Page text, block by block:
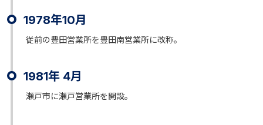
1978年10月
従前の豊田営業所を豊田南営業所に改称。
1981年 4月
瀬戸市に瀬戸営業所を開設。